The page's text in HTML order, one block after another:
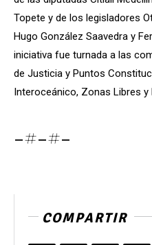
Topete y de los legisladores
Hugo González Saavedra y
iniciativa fue turnada a las
de Justicia y Puntos
Interoceánico, Zonas Libres y
-#-#-
COMPARTIR